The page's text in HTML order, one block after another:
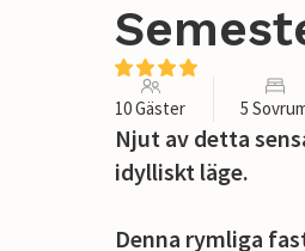
10 Gäster 5
Njut av detta
idylliskt läge.
Denna rymliga